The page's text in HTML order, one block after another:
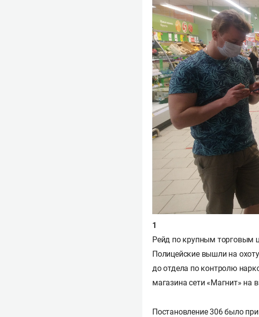
Рейд по крупным торговым
Полицейские вышли на
до отдела по контролю
магазина сети «Магнит» на
Постановление 306 было